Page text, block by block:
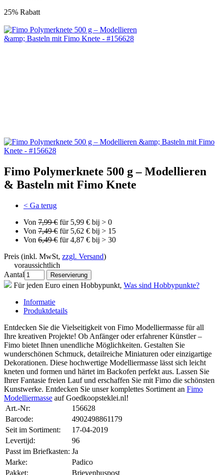
25% Rabatt
Fimo Polymerknete 500 g – Modellieren
& Basteln mit Fimo Knete
< Ga terug
Von 7,99 € für 5,99 € bij > 0
Von 7,49 € für 5,62 € bij > 15
Von 6,49 € für 4,87 € bij > 30
Preis (inkl. MwSt, zzgl. Versand)
voraussichtlich
Aantal
Für jeden Euro einen Hobbypunkt, Was sind Hobbypunkte?
Informatie
Produktdetails
Entdecken Sie die Vielseitigkeit von Fimo Modelliermasse für all
Ihre kreativen Projekte! Ob Anfänger oder erfahrener Künstler –
Fimo bietet Ihnen unendliche Möglichkeiten. Gestalten Sie
wunderschönen Schmuck, detailreiche Miniaturen oder einzigartige
Dekorationen. Diese hochwertige Modelliermasse lässt sich leicht
kneten und formen und härtet im Backofen perfekt aus. Lassen Sie
Ihrer Fantasie freien Lauf und erschaffen Sie mit Fimo die schönsten
Kunstwerke. Entdecken Sie unser komplettes Sortiment an Fimo
Modelliermasse auf Goedkoopsteklei.nl!
Art.-Nr:
156628
Barcode:
4902498861179
Seit im Sortiment:
17-04-2019
Levertijd:
96
Passt im Briefkasten: Ja
Marke:
Padico
Pakket:
Brievenbuspost